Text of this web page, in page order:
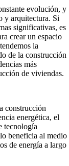
evolución, y
y arquitectura. Si
significativas, es
crear un espacio
la
de la construcción
más
de viviendas.
construcción
energética, el
tecnología
beneficia al medio
de energía a largo